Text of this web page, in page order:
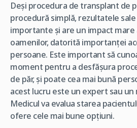
Deși procedura de transplant de
procedură simplă, rezultatele
importante și are un impact mare
oamenilor, datorită importanței
persoane. Este important să
moment pentru a desfășura
de păr, și poate cea mai bună
acest lucru este un expert sau
Medicul va evalua starea
ofere cele mai bune opțiuni.